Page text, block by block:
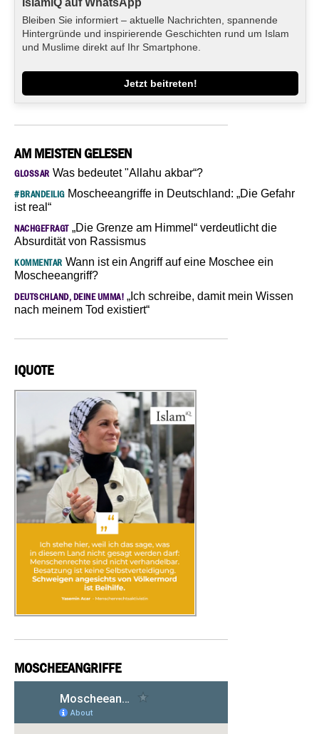
IslamiQ auf WhatsApp
Bleiben Sie informiert – aktuelle Nachrichten, spannende
Hintergründe und inspirierende Geschichten rund um Islam
und Muslime direkt auf Ihr Smartphone.
Jetzt beitreten!
AM MEISTEN GELESEN
GLOSSAR Was bedeutet "Allahu akbar“?
#BRANDEILIGMoscheeangriffe in Deutschland: „Die Gefahr
ist real“
NACHGEFRAGT„Die Grenze am Himmel“ verdeutlicht die
Absurdität von Rassismus
KOMMENTAR Wann ist ein Angriff auf eine Moschee ein
Moscheeangriff?
DEUTSCHLAND, DEINE UMMA! „Ich schreibe, damit mein Wissen
nach meinem Tod existiert“
IQUOTE
MOSCHEEANGRIFFE